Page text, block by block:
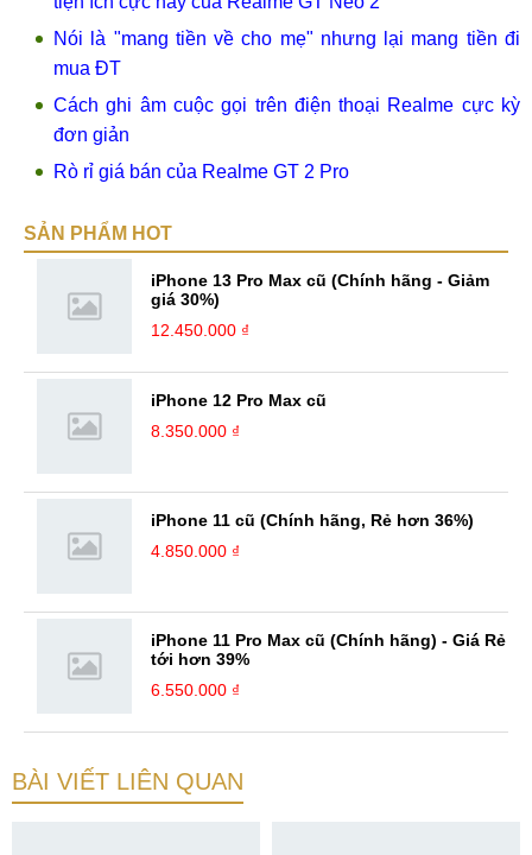
Nói là "mang tiền về cho mẹ" nhưng lại mang tiền đi
mua ĐT
Cách ghi âm cuộc gọi trên điện thoại Realme cực kỳ
đơn giản
Rò rỉ giá bán của Realme GT 2 Pro
SẢN PHẨM HOT
iPhone 13 Pro Max cũ (Chính hãng - Giảm
giá 30%)
12.450.000 ₫
iPhone 12 Pro Max cũ
8.350.000 ₫
iPhone 11 cũ (Chính hãng, Rẻ hơn 36%)
4.850.000 ₫
iPhone 11 Pro Max cũ (Chính hãng) - Giá Rẻ
tới hơn 39%
6.550.000 ₫
BÀI VIẾT LIÊN QUAN